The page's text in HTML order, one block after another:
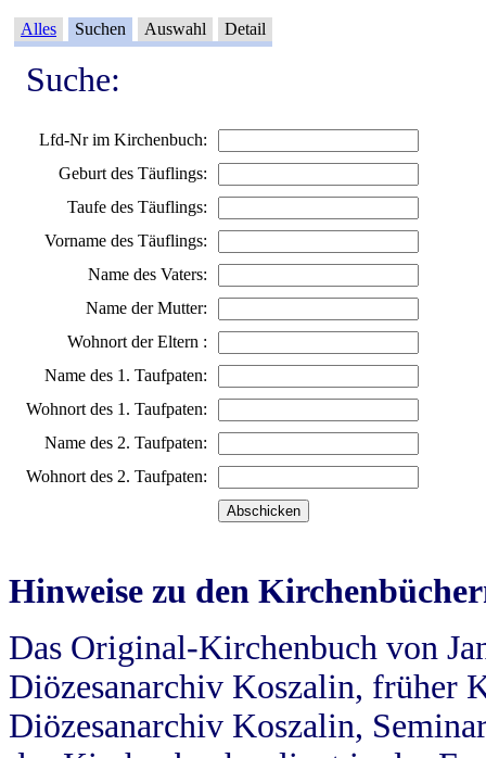
Alles Suchen Auswahl Detail
Suche:
Lfd-Nr im Kirchenbuch:
Geburt des Täuflings:
Taufe des Täuflings:
Vorname des Täuflings:
Name des Vaters:
Name der Mutter:
Wohnort der Eltern :
Name des 1. Taufpaten:
Wohnort des 1. Taufpaten:
Name des 2. Taufpaten:
Wohnort des 2. Taufpaten:
Hinweise zu den
Das Original-Kirchenbuch von
Diözesanarchiv Koszalin, früher
Diözesanarchiv Koszalin,